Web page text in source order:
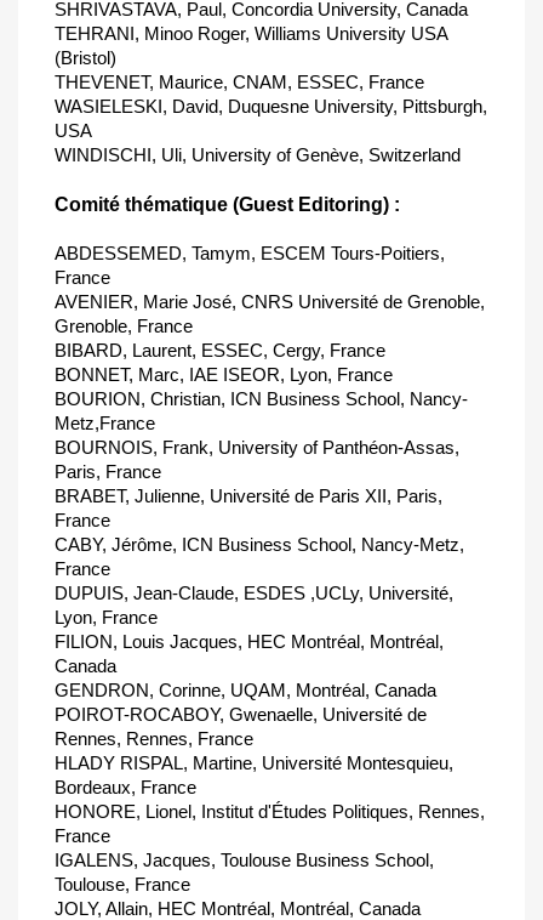
SHRIVASTAVA, Paul, Concordia University, Canada
TEHRANI, Minoo Roger, Williams University USA
(Bristol)
THEVENET, Maurice, CNAM, ESSEC, France
WASIELESKI, David, Duquesne University, Pittsburgh,
USA
WINDISCHI, Uli, University of Genève, Switzerland
Comité thématique (Guest Editoring) :
ABDESSEMED, Tamym, ESCEM Tours-Poitiers,
France
AVENIER, Marie José, CNRS Université de Grenoble,
Grenoble, France
BIBARD, Laurent, ESSEC, Cergy, France
BONNET, Marc, IAE ISEOR, Lyon, France
BOURION, Christian, ICN Business School, Nancy-
Metz,France
BOURNOIS, Frank, University of Panthéon-Assas,
Paris, France
BRABET, Julienne, Université de Paris XII, Paris,
France
CABY, Jérôme, ICN Business School, Nancy-Metz,
France
DUPUIS, Jean-Claude, ESDES ,UCLy, Université,
Lyon, France
FILION, Louis Jacques, HEC Montréal, Montréal,
Canada
GENDRON, Corinne, UQAM, Montréal, Canada
POIROT-ROCABOY, Gwenaelle, Université de
Rennes, Rennes, France
HLADY RISPAL, Martine, Université Montesquieu,
Bordeaux, France
HONORE, Lionel, Institut d'Études Politiques, Rennes,
France
IGALENS, Jacques, Toulouse Business School,
Toulouse, France
JOLY, Allain, HEC Montréal, Montréal, Canada